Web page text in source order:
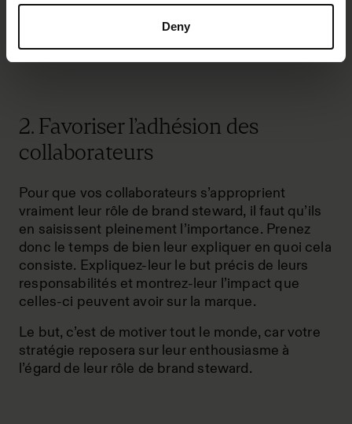
Deny
certains projets ou responsabilités
spécifiques ? Dans ce cas, qui faut-il mobiliser
pour ces responsabilités ?
2. Favoriser l’adhésion des
collaborateurs
Pour que vos collaborateurs s’approprient
vraiment leur rôle de brand steward, il faut qu’ils
en saisissent pleinement l’importance. Prenez
donc le temps de bien leur expliquer en quoi cela
consiste. Expliquez-leur le but précis de leurs
responsabilités et montrez-leur l’impact que
celles-ci peuvent avoir sur la marque.
Le but, c’est de motiver tout le monde, car votre
stratégie reposera sur leur enthousiasme à
l’égard de leur rôle de brand steward.